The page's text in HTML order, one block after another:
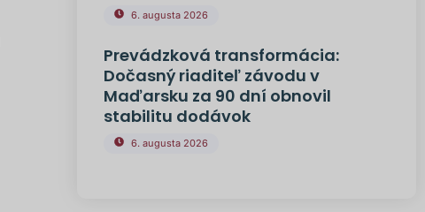
6. augusta 2026
Prevádzková transformácia:
Dočasný riaditeľ závodu v
Maďarsku za 90 dní obnovil
stabilitu dodávok
6. augusta 2026